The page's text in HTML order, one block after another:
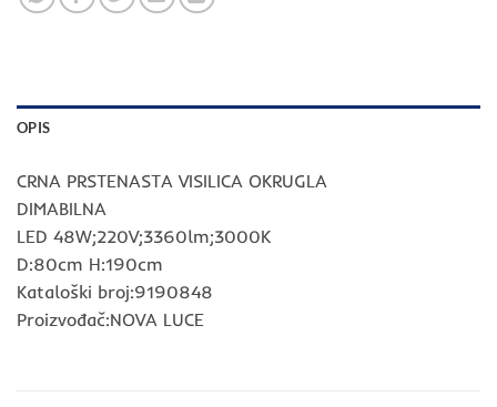
OPIS
CRNA PRSTENASTA VISILICA OKRUGLA
DIMABILNA
LED 48W;220V;3360lm;3000K
D:80cm H:190cm
Kataloški broj:9190848
Proizvođač:NOVA LUCE